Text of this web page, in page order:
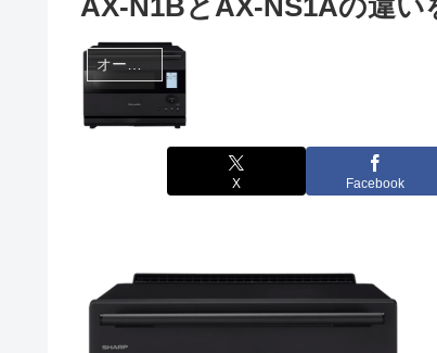
AX-N1BとAX-NS1Aの違い
X Facebook